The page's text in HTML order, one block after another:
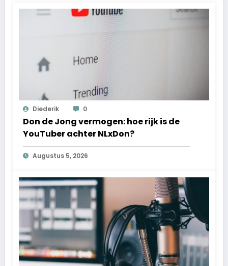
Diederik 0
Don de Jong vermogen: hoe rijk is de
YouTuber achter NLxDon?
Augustus 5, 2026